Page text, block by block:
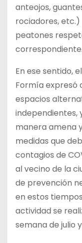
anteojos,
rociadores,
peatones
correspondiente.
En ese sentido,
Formía expresó
espacios
independientes,
manera amena
medidas que
contagios de
al vecino de la
de prevención
en estos
actividad se
semana de julio